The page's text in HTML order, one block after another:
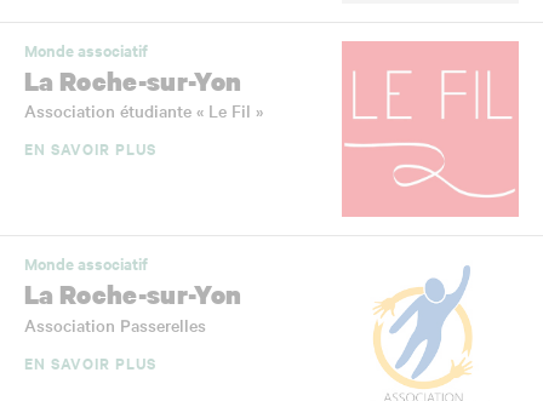
Monde associatif
La Roche-sur-Yon
Association étudiante « Le Fil »
EN SAVOIR PLUS
Monde associatif
La Roche-sur-Yon
Association Passerelles
EN SAVOIR PLUS